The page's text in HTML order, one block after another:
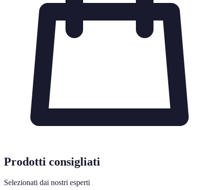
Prodotti consigliati
Selezionati dai nostri esperti